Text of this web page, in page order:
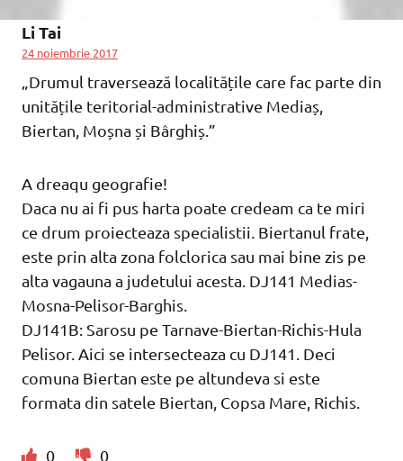
Li Tai
24 noiembrie 2017
„Drumul traversează localitățile care fac parte din
unitățile teritorial-administrative Mediaș,
Biertan, Moșna și Bârghiș.”
A dreaqu geografie!
Daca nu ai fi pus harta poate credeam ca te miri
ce drum proiecteaza specialistii. Biertanul frate,
este prin alta zona folclorica sau mai bine zis pe
alta vagauna a judetului acesta. DJ141 Medias-
Mosna-Pelisor-Barghis.
DJ141B: Sarosu pe Tarnave-Biertan-Richis-Hula
Pelisor. Aici se intersecteaza cu DJ141. Deci
comuna Biertan este pe altundeva si este
formata din satele Biertan, Copsa Mare, Richis.
0 0